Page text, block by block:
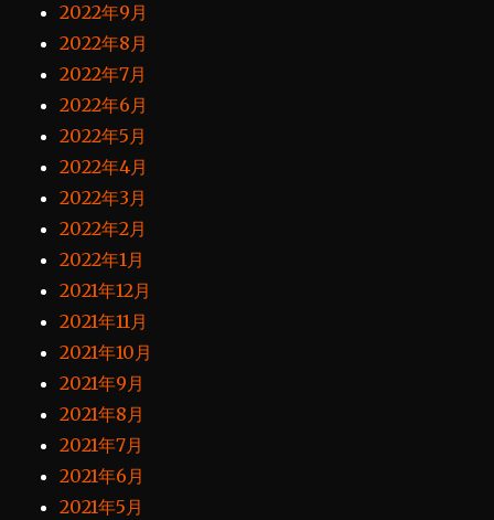
2022年9月
2022年8月
2022年7月
2022年6月
2022年5月
2022年4月
2022年3月
2022年2月
2022年1月
2021年12月
2021年11月
2021年10月
2021年9月
2021年8月
2021年7月
2021年6月
2021年5月